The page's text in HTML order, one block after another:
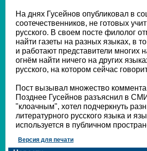
На днях Гусейнов опубликовал в
соотечественников, не готовых
русского. В своем посте филолог
найти газеты на разных языках, в
и работают представители многих
огнём найти ничего на других
русского, на котором сейчас
Пост вызывал множество
Позднее Гусейнов разъяснил в
"клоачным", хотел подчеркнуть
литературного русского языка и
используется в публичном
Версия для печати